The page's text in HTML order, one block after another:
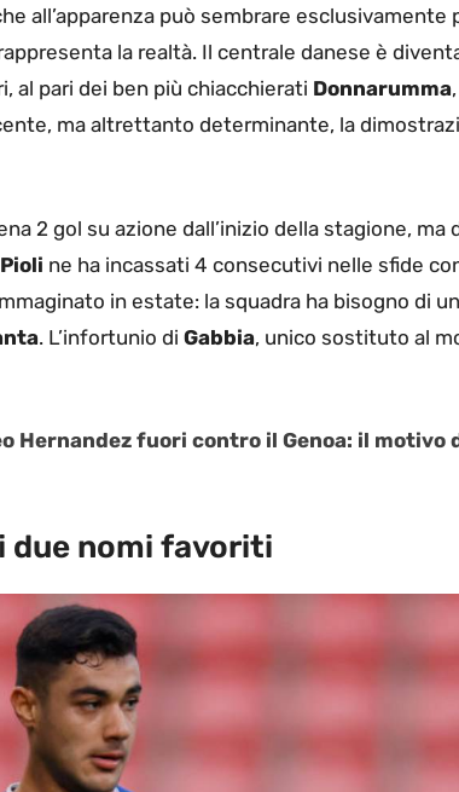
all’apparenza può sembrare esclusivamente
la realtà. Il centrale danese è
al pari dei ben più chiacchierati Donnarumma,
ma altrettanto determinante, la
2 gol su azione dall’inizio della stagione, ma
Pioli ne ha incassati 4 consecutivi nelle sfide
in estate: la squadra ha bisogno di
. L’infortunio di Gabbia, unico sostituto al
Hernandez fuori contro il Genoa: il motivo
due nomi favoriti